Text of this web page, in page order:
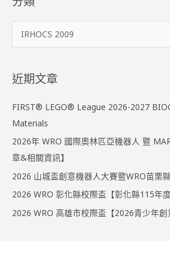
類
近期文章
FIRST® LEGO® League 2026-2027
Materials
2026年 WRO 國際奧林匹亞機器人 暨
章&相關資訊】
2026 山城盃創意機器人大賽暨WRO苗栗
2026 WRO 彰化縣校際盃【彰化縣115年
2026 WRO 高雄市校際盃【2026青少年創